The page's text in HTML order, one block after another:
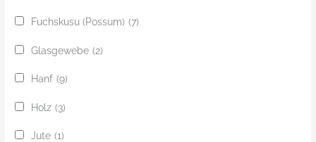
Fuchskusu (Possum) (7)
Glasgewebe (2)
Hanf (9)
Holz (3)
Jute (1)